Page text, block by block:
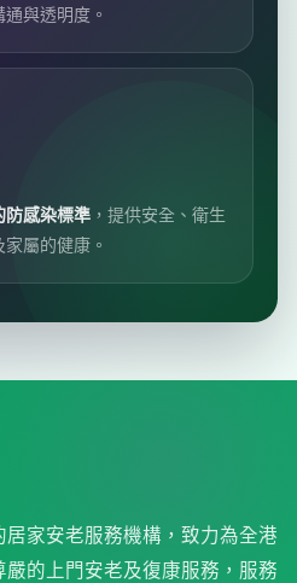
與透明度。
防感染標準 ，提供安全、衛生
屬的健康。
家安老服務機構，致力為全港
的上門安老及復康服務，服務